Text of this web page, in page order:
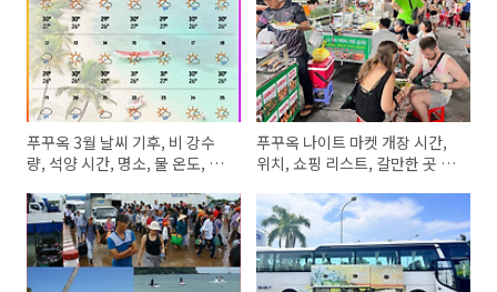
푸꾸옥 3월 날씨 기후, 비 강수
량, 석양 시간, 명소, 물 온도, 숙
푸꾸옥 나이트 마켓 개장 시간,
위치, 쇼핑 리스트, 갈만한 곳 추